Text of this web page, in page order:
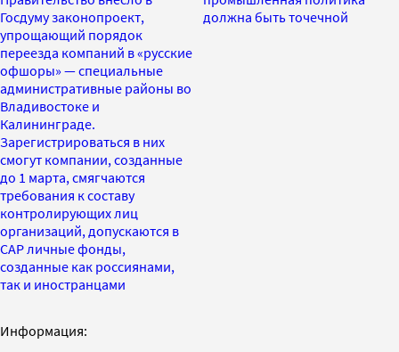
Госдуму законопроект,
упрощающий порядок
переезда компаний в «русские
офшоры» — специальные
административные районы во
Владивостоке и
Калининграде.
Зарегистрироваться в них
смогут компании, созданные
до 1 марта, смягчаются
требования к составу
контролирующих лиц
организаций, допускаются в
САР личные фонды,
созданные как россиянами,
так и иностранцами
должна быть точечной
Информация: